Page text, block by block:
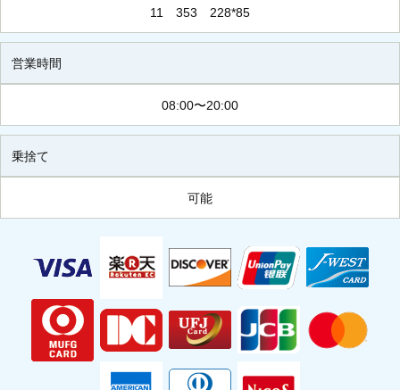
11 353 228*85
営業時間
08:00〜20:00
乗捨て
可能